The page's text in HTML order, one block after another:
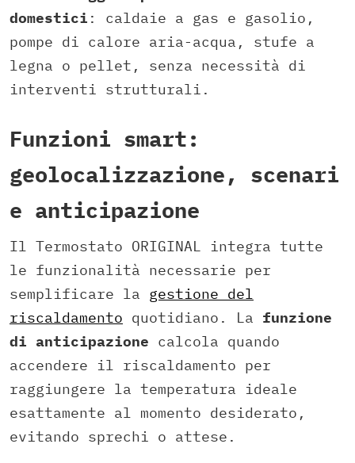
domestici : caldaie a gas e gasolio,
pompe di calore aria-acqua, stufe a
legna o pellet, senza necessità di
interventi strutturali.
Funzioni smart:
geolocalizzazione, scenari
e anticipazione
Il Termostato ORIGINAL integra tutte
le funzionalità necessarie per
semplificare la gestione del
riscaldamento quotidiano. La funzione
di anticipazione calcola quando
accendere il riscaldamento per
raggiungere la temperatura ideale
esattamente al momento desiderato,
evitando sprechi o attese.​